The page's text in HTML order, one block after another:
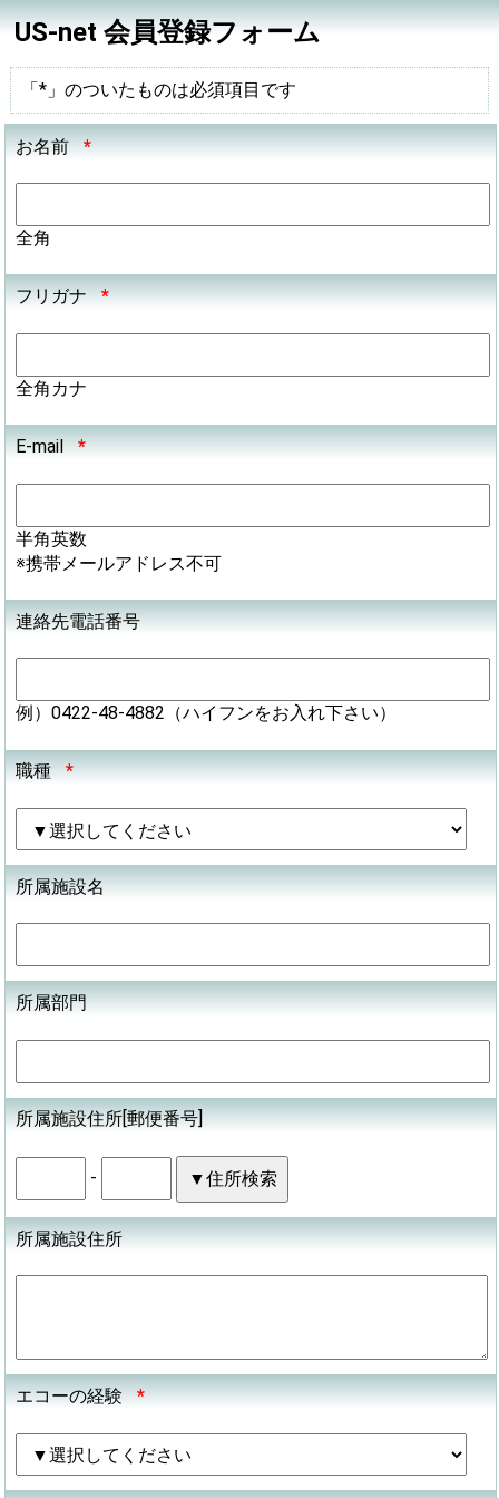
US-net 会員登録フォーム
「*」のついたものは必須項目です
お名前 *
全角
フリガナ *
全角カナ
E-mail *
半角英数
※携帯メールアドレス不可
連絡先電話番号
例）0422-48-4882（ハイフンをお入れ下さい）
職種 *
所属施設名
所属部門
所属施設住所[郵便番号]
-
所属施設住所
エコーの経験 *